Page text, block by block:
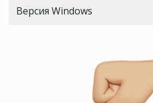
Версия Windows